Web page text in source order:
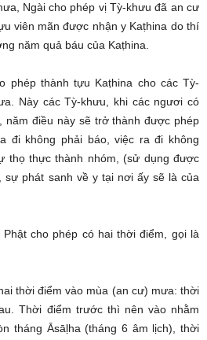
Ngài cho phép vị Tỳ-khưu đã an cư
viên mãn được nhận y Kaṭhina do thí
năm quả báu của Kaṭhina.
phép thành tựu Kaṭhina cho các Tỳ-
Này các Tỳ-khưu, khi các ngươi có
năm điều này sẽ trở thành được phép
đi không phải báo, việc ra đi không
thọ thực thành nhóm, (sử dụng được
sự phát sanh về y tại nơi ấy sẽ là của
cho phép có hai thời điểm, gọi là
thời điểm vào mùa (an cư) mưa: thời
Thời điểm trước thì nên vào nhằm
tháng Āsāḷha (tháng 6 âm lịch), thời